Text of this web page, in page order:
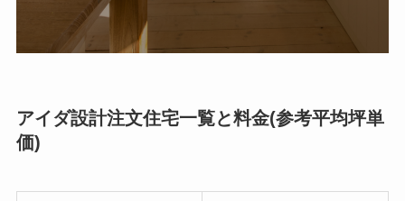
アイダ設計注文住宅一覧と料金(参考平均坪単
価)